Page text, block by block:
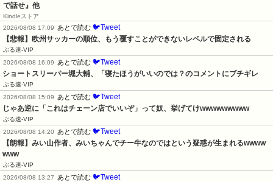
で話せ』他
Kindleストア
2026/08/08 17:09
あとで読む 🐦Tweet
【悲報】欧州サッカーの順位、もう覆すことができないレベルで固定される
ぶる速-VIP
2026/08/08 16:09
あとで読む 🐦Tweet
ショートスリーパー堀大輔、「寝たほうがいいのでは？のコメントにブチギレ
ぶる速-VIP
2026/08/08 15:09
あとで読む 🐦Tweet
じゃあ逆に「これはチェーン店でいいぞ」って奴、挙げてけwwwwwwwww
ぶる速-VIP
2026/08/08 14:20
あとで読む 🐦Tweet
【朗報】みい山作者、みいちゃんでチー牛なのではという疑惑が生まれるwwww
www
ぶる速-VIP
2026/08/08 13:27
あとで読む 🐦Tweet